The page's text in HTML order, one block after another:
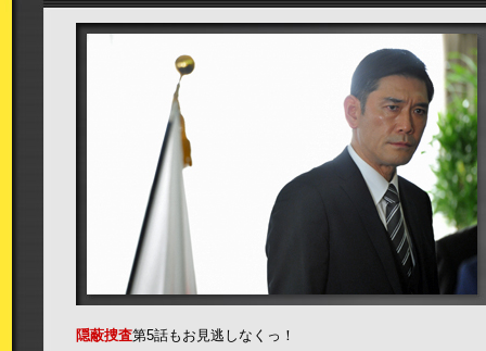
隠蔽捜査第5話もお見逃しなくっ！